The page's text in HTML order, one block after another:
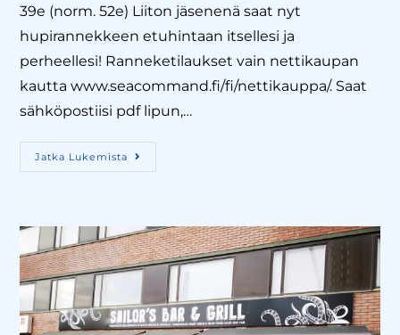
39e (norm. 52e) Liiton jäsenenä saat nyt
hupirannekkeen etuhintaan itsellesi ja
perheellesi! Ranneketilaukset vain nettikaupan
kautta www.seacommand.fi/fi/nettikauppa/. Saat
sähköpostiisi pdf lipun,…
Jatka Lukemista